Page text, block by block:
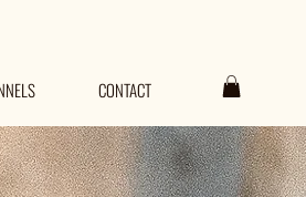
CONTACT